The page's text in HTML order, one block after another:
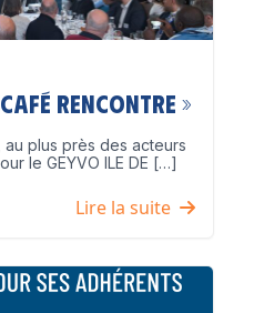
Rencontre »
plus près des acteurs
le GEYVO ILE DE […]
Lire la suite